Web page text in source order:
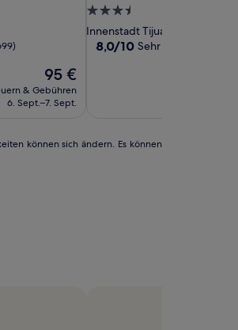
Tijuana
&
SPA
Tijuana
Zona
Rio
Der
Preis
beträgt
95 €
& Gebühren
6. Sept.–7. Sept.
Azteca
Tijuana,
Trademark
3.5-
Sterne-
Unterkunft
Innenstadt Tijuana
8.0
8,0/10 Sehr gut
können sich ändern. Es können